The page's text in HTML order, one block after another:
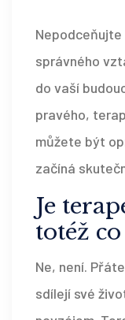
správného
do vaší
pravého,
můžete být
začíná
Je
totéž
Ne, není.
sdílejí své